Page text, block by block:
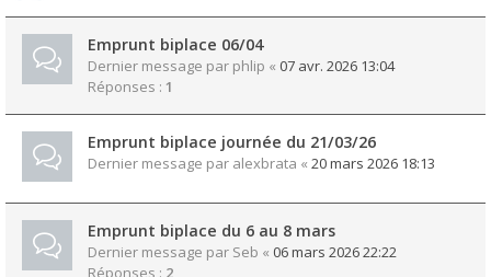
Emprunt biplace 06/04
Dernier message par phlip « 07 avr. 2026 13:04
Réponses : 1
Emprunt biplace journée du 21/03/26
Dernier message par alexbrata « 20 mars 2026 18:13
Emprunt biplace du 6 au 8 mars
Dernier message par Seb « 06 mars 2026 22:22
Réponses : 2